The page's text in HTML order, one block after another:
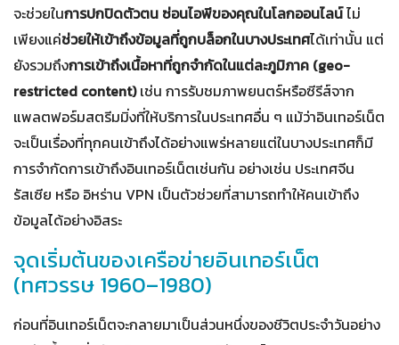
จะช่วยในการปกปิดตัวตน ซ่อนไอพีของคุณในโลกออนไลน์ไม่
เพียงแค่ช่วยให้เข้าถึงข้อมูลที่ถูกบล็อกในบางประเทศได้เท่านั้น แต่
ยังรวมถึงการเข้าถึงเนื้อหาที่ถูกจำกัดในแต่ละภูมิภาค (geo-
restricted content)เช่น การรับชมภาพยนตร์หรือซีรีส์จาก
แพลตฟอร์มสตรีมมิ่งที่ให้บริการในประเทศอื่น ๆ แม้ว่าอินเทอร์เน็ต
จะเป็นเรื่องที่ทุกคนเข้าถึงได้อย่างแพร่หลายแต่ในบางประเทศก็มี
การจำกัดการเข้าถึงอินเทอร์เน็ตเช่นกัน อย่างเช่น ประเทศจีน
รัสเซีย หรือ อิหร่าน VPN เป็นตัวช่วยที่สามารถทำให้คนเข้าถึง
ข้อมูลได้อย่างอิสระ
จุดเริ่มต้นของเครือข่ายอินเทอร์เน็ต
(ทศวรรษ 1960–1980)
ก่อนที่อินเทอร์เน็ตจะกลายมาเป็นส่วนหนึ่งของชีวิตประจำวันอย่าง